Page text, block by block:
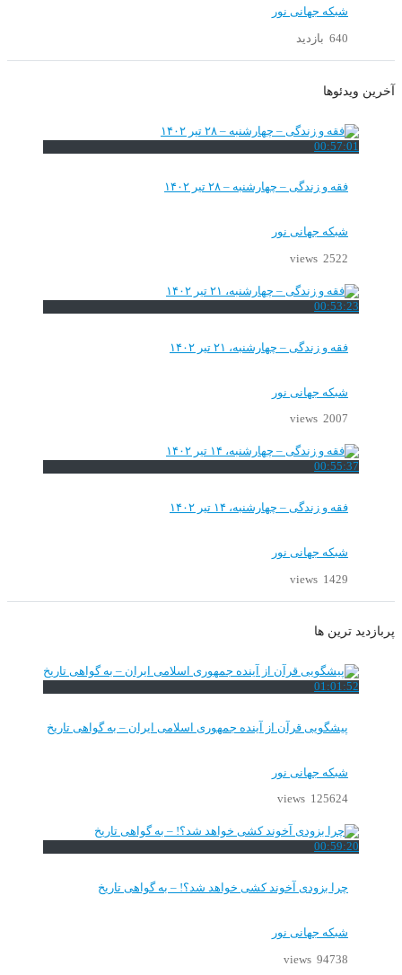
شبکه جهانی نور
640 بازدید
آخرین ویدئوها
00:57:01
فقه و زندگی – چهارشنبه – ۲۸ تیر ۱۴۰۲
شبکه جهانی نور
2522 views
00:53:23
فقه و زندگی – چهارشنبه، ۲۱ تیر ۱۴۰۲
شبکه جهانی نور
2007 views
00:55:37
فقه و زندگی – چهارشنبه، ۱۴ تیر ۱۴۰۲
شبکه جهانی نور
1429 views
پربازدید ترین ها
01:01:52
پیشگویی قرآن از آینده جمهوری اسلامی ایران – به گواهی تاریخ
شبکه جهانی نور
125624 views
00:59:20
چرا بزودی آخوند کشی خواهد شد؟! – به گواهی تاریخ
شبکه جهانی نور
94738 views